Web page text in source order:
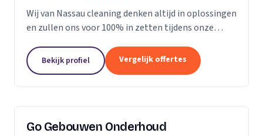
Wij van Nassau cleaning denken altijd in oplossingen
en zullen ons voor 100% in zetten tijdens onze
Bekijk profiel Vergelijk offertes
Go Gebouwen Onderhoud